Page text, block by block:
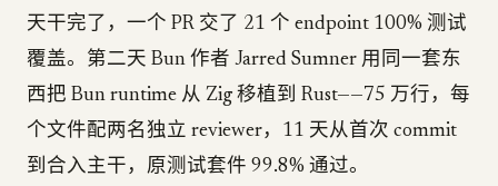
天干完了，一个 PR 交了 21 个 endpoint 100% 测试
覆盖。第二天 Bun 作者 Jarred Sumner 用同一套东
西把 Bun runtime 从 Zig 移植到 Rust——75 万行，每
个文件配两名独立 reviewer，11 天从首次 commit
到合入主干，原测试套件 99.8% 通过。